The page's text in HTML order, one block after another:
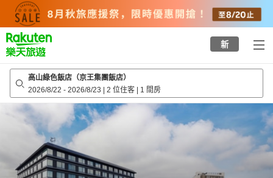
top
page
新
高山綠色飯店（京王集團飯店）
2026/8/22 - 2026/8/23 | 2 位住客 | 1 間房